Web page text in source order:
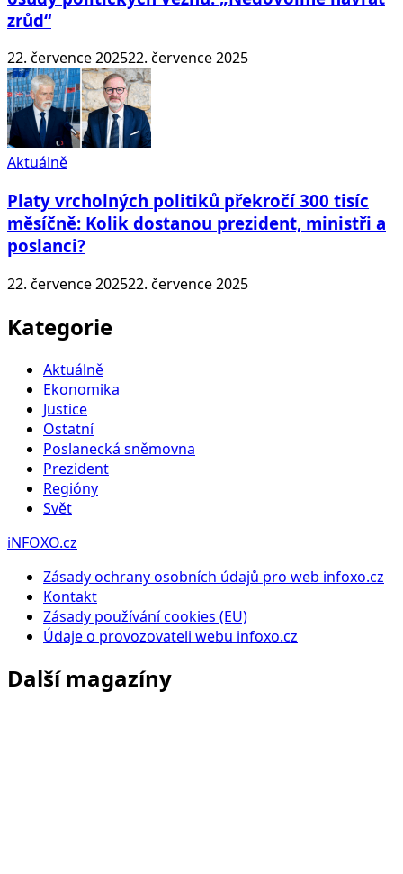
zrůd“
22. července 202522. července 2025
Aktuálně
Platy vrcholných politiků překročí 300 tisíc
měsíčně: Kolik dostanou prezident, ministři a
poslanci?
22. července 202522. července 2025
Kategorie
Aktuálně
Ekonomika
Justice
Ostatní
Poslanecká sněmovna
Prezident
Regióny
Svět
iNFOXO.cz
Zásady ochrany osobních údajů pro web infoxo.cz
Kontakt
Zásady používání cookies (EU)
Údaje o provozovateli webu infoxo.cz
Další magazíny